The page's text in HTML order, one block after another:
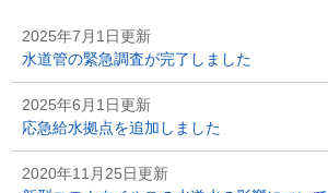
2025年7月1日更新
水道管の緊急調査が完了しました
2025年6月1日更新
応急給水拠点を追加しました
2020年11月25日更新